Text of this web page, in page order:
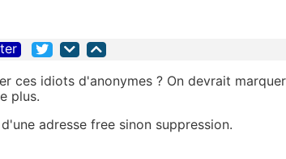
ces idiots d'anonymes ? On devrait
plus.
adresse free sinon suppression.